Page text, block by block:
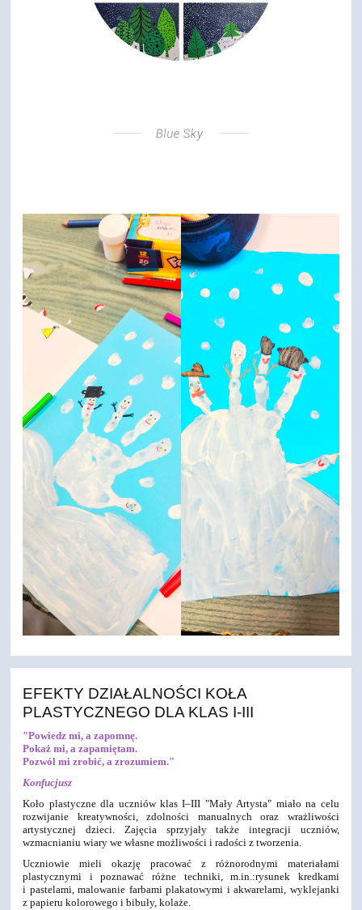
EFEKTY DZIAŁALNOŚCI KOŁA
PLASTYCZNEGO DLA KLAS I-III
"Powiedz mi, a zapomnę.
Pokaż mi, a zapamiętam.
Pozwól mi zrobić, a zrozumiem."
Konfucjusz
Koło plastyczne dla uczniów klas I–III "Mały Artysta" miało na celu
rozwijanie kreatywności, zdolności manualnych oraz wrażliwości
artystycznej dzieci. Zajęcia sprzyjały także integracji uczniów,
wzmacnianiu wiary we własne możliwości i radości z tworzenia.
Uczniowie mieli okazję pracować z różnorodnymi materiałami
plastycznymi i poznawać różne techniki, m.in.:rysunek kredkami
i pastelami,malowanie farbami plakatowymi i akwarelami, wyklejanki
z papieru kolorowego i bibuły,kolaże.